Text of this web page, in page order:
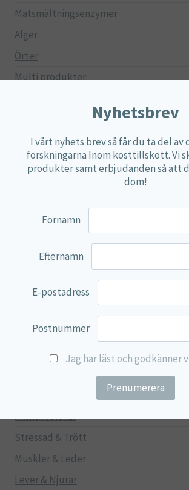
Matsmältningsenzymer
Alger
Örter
Multi produkter
Övriga kosttillskott
100% Natural
EVP Nutrition
Reviva Nutrition
Svenska Örtmedicinska Institutet
Kenkou Selfcare
NyTid
Immunförsvar
Stressad & Trött
Muskler & Leder
Lever & Njurar
Nyhetsbrev
I vårt nyhets brev så får du ta del av
forskningarna Inom kosttillskott. Vi
produkter samt erbjudanden så att
dom!
Förnamn
Efternamn
E-postadress
Postnummer
Jag har läst och godkänner